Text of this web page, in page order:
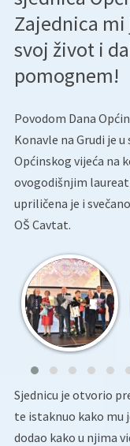
Zajednica
svoj život i
pomognem!
Povodom Dana
Konavle na Grudi je
Općinskog vijeća na
ovogodišnjim
upriličena je i
OŠ Cavtat.
Sjednicu je otvorio
te istaknuo kako mu
dodao kako u njima